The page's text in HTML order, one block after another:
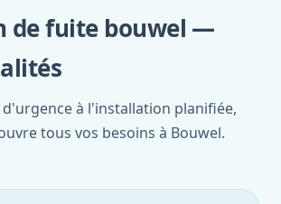
de fuite bouwel —
à l'installation planifiée,
tous vos besoins à Bouwel.